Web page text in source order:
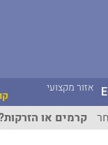
אזור מקצועי
קרמים או הזרקות?